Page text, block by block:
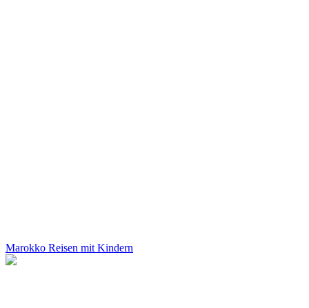
Marokko Reisen mit Kindern